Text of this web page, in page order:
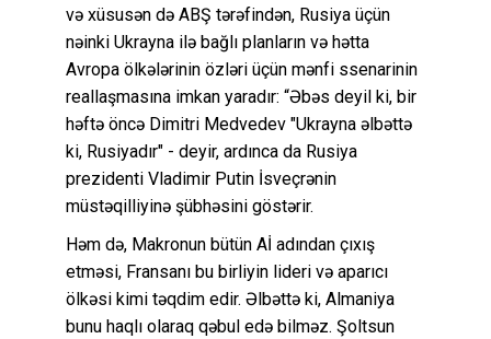
və xüsusən də ABŞ tərəfindən, Rusiya üçün
nəinki Ukrayna ilə bağlı planların və hətta
Avropa ölkələrinin özləri üçün mənfi ssenarinin
reallaşmasına imkan yaradır: “Əbəs deyil ki, bir
həftə öncə Dimitri Medvedev "Ukrayna əlbəttə
ki, Rusiyadır" - deyir, ardınca da Rusiya
prezidenti Vladimir Putin İsveçrənin
müstəqilliyinə şübhəsini göstərir.
Həm də, Makronun bütün Aİ adından çıxış
etməsi, Fransanı bu birliyin lideri və aparıcı
ölkəsi kimi təqdim edir. Əlbəttə ki, Almaniya
bunu haqlı olaraq qəbul edə bilməz. Şoltsun